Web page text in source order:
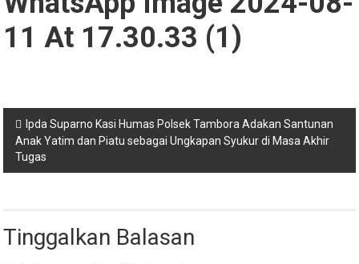
11 At 17.30.33 (1)
Navigasi
pos
Ipda Suparno Kasi Humas Polsek Tambora Adakan Santunan
Anak Yatim dan Piatu sebagai Ungkapan Syukur di Masa Akhir
Tugas
Tinggalkan Balasan